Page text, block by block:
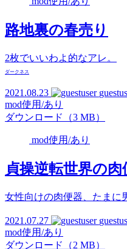
路地裏の春売り
2枚でいいわよ的なアレ。
ダークネス
2021.08.23
mod使用/あり
ダウンロード（3 MB）
mod使用/あり
貞操逆転世界の肉
女性向けの肉便器、たまに
2021.07.27
mod使用/あり
ダウンロード（2 MB）